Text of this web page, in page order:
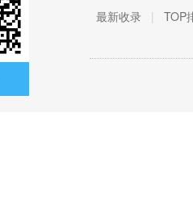
最新收录 | TOP